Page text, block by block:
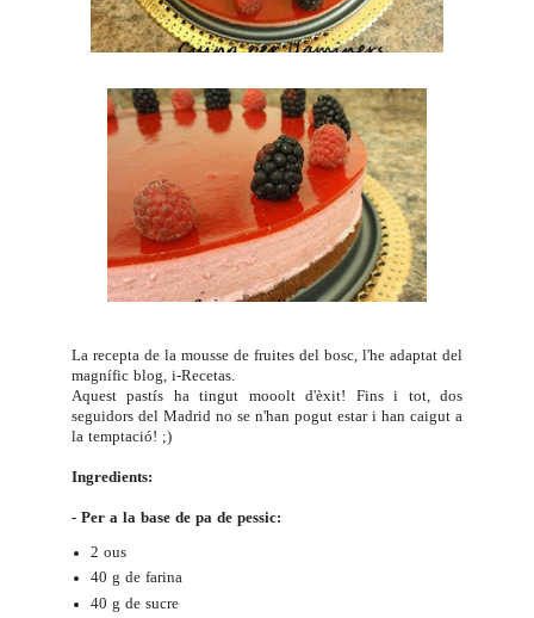
La recepta de la mousse de fruites del bosc, l'he adaptat del
magnífic blog, i-Recetas
Aquest pastís ha tingut mooolt d'èxit! Fins i tot, dos
seguidors del Madrid no se n'han pogut estar i han caigut a
la temptació! ;)
Ingredients:
- Per a la base de pa de pessic:
2 ous
40 g de farina
40 g de sucre